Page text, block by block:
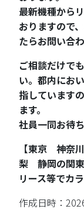
最新機種から
おりますので
たらお問い合
ご相談だけで
い。都内にお
指しています
ます。
社員一同お待
【東京 神
梨 静岡の関
リース等でカ
作成日時：